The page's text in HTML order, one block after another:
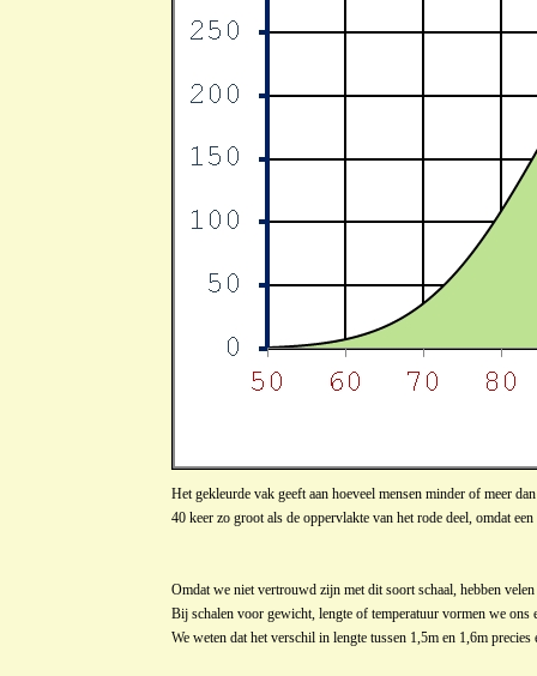
Het gekleurde vak geeft aan hoeveel mensen minder of meer
40 keer zo groot als de oppervlakte van het rode deel, omdat
Omdat we niet vertrouwd zijn met dit soort schaal, hebben
Bij schalen voor gewicht, lengte of temperatuur vormen we ons
We weten dat het verschil in lengte tussen 1,5m en 1,6m